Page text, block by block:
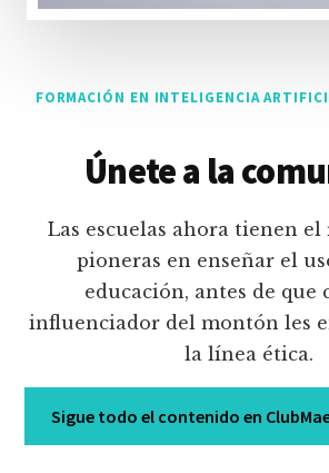
FORMACIÓN EN INTELIGENCIA
Únete a la
Las escuelas ahora tienen el
pioneras en enseñar el
educación, antes de que
influenciador del montón les
la línea ética.
Sigue todo el contenido en